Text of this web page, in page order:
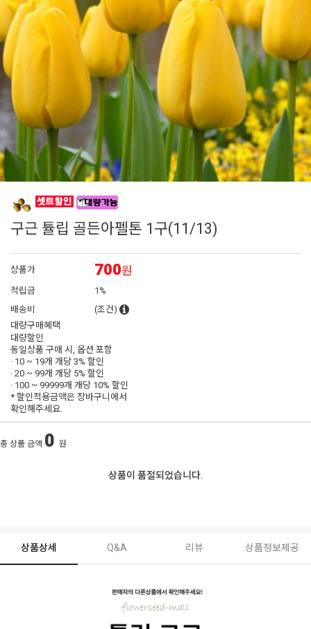
에키네시아
10 접시꽃
구근 튤립 골든아펠톤 1구(11/13)
상품가 700원
적립금
1%
배송비
(조건)
대량구매혜택
대량할인
동일상품 구매 시, 옵션 포함
· 10 ~ 19개 개당3% 할인
· 20 ~ 99개 개당 5% 할인
· 100 ~ 99999개 개당 10% 할인
* 할인적용금액은 장바구니에서
확인해주세요.
총 상품 금액 0 원
상품이 품절되었습니다.
상품상세 Q&A 리뷰 상품정보제공